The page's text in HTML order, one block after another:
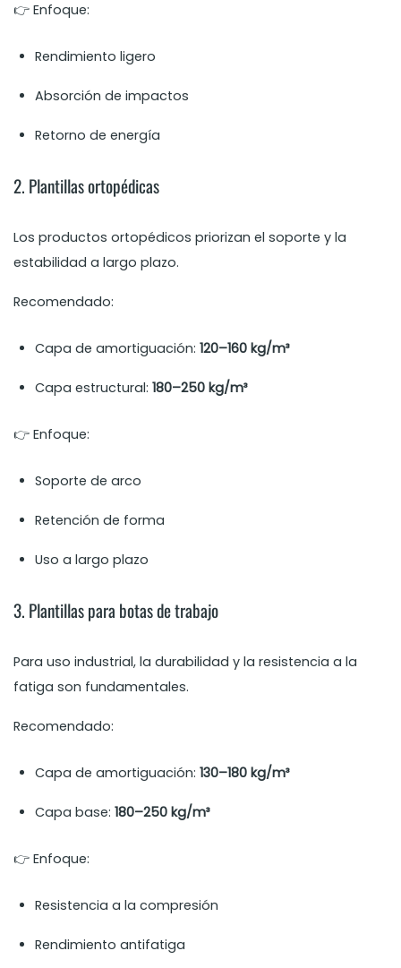
👉 Enfoque:
Rendimiento ligero
Absorción de impactos
Retorno de energía
2. Plantillas ortopédicas
Los productos ortopédicos priorizan el soporte y la
estabilidad a largo plazo.
Recomendado:
Capa de amortiguación:120–160 kg/m³
Capa estructural:180–250 kg/m³
👉 Enfoque:
Soporte de arco
Retención de forma
Uso a largo plazo
3. Plantillas para botas de trabajo
Para uso industrial, la durabilidad y la resistencia a la
fatiga son fundamentales.
Recomendado:
Capa de amortiguación:130–180 kg/m³
Capa base:180–250 kg/m³
👉 Enfoque:
Resistencia a la compresión
Rendimiento antifatiga